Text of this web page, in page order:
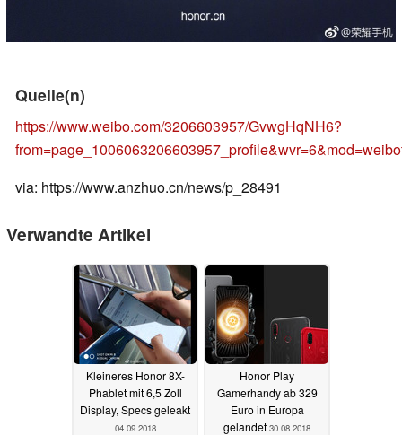
Quelle(n)
https://www.weibo.com/3206603957/GvwgHqNH6?
via: https://www.anzhuo.cn/news/p_28491
Verwandte Artikel
Kleineres Honor 8X-
Phablet mit 6,5 Zoll
Display, Specs geleakt
04.09.2018
Honor Play
Gamerhandy ab 329
Euro in Europa
gelandet 30.08.2018